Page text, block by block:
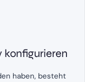
konfigurieren
haben, besteht